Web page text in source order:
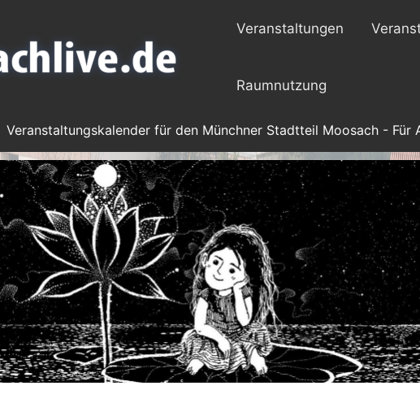
Veranstaltungen
Raumnutzung
Veranstaltungskalender für den Münchner Stadtteil Moosach -